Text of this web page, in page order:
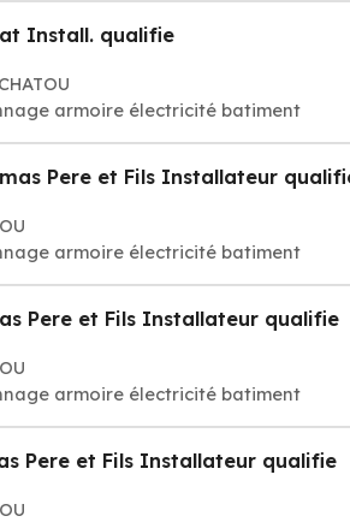
Install. qualifie
armoire électricité batiment
Pere et Fils Installateur
armoire électricité batiment
Pere et Fils Installateur qualifie
armoire électricité batiment
Pere et Fils Installateur qualifie